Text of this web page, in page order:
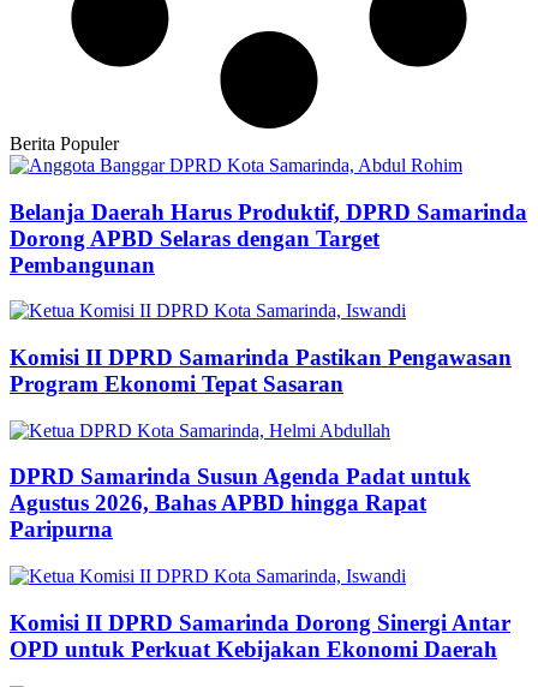
Berita Populer
Belanja Daerah Harus Produktif, DPRD Samarinda
Dorong APBD Selaras dengan Target
Pembangunan
Komisi II DPRD Samarinda Pastikan Pengawasan
Program Ekonomi Tepat Sasaran
DPRD Samarinda Susun Agenda Padat untuk
Agustus 2026, Bahas APBD hingga Rapat
Paripurna
Komisi II DPRD Samarinda Dorong Sinergi Antar
OPD untuk Perkuat Kebijakan Ekonomi Daerah